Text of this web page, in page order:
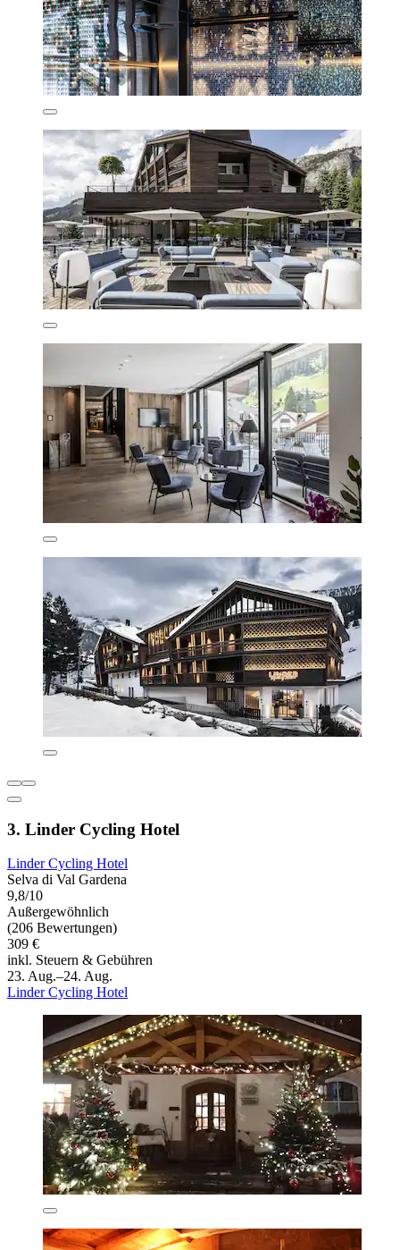
3. Linder Cycling Hotel
Linder Cycling Hotel
Selva di Val Gardena
9,8/10
Außergewöhnlich
(206 Bewertungen)
309 €
inkl. Steuern & Gebühren
23. Aug.–24. Aug.
Linder Cycling Hotel